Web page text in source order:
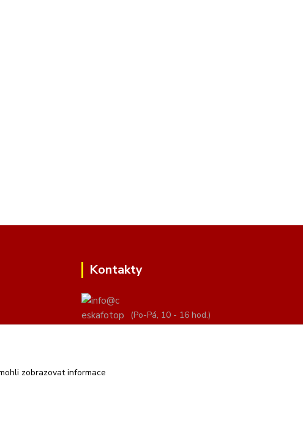
Kontakty
(Po-Pá, 10 - 16 hod.)
zobrazovat informace